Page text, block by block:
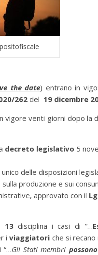
the date) entrano in
262 del 19 dicembre
vigore venti giorni dopo la
decreto legislativo 5
delle disposizioni
produzione e sui
approvato con il
13disciplina i casi di “…
iviaggiatori che si
“…Gli Stati membri possono